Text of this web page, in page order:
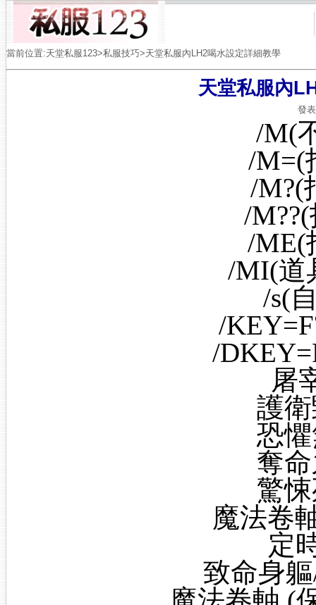
當前位置:天堂私服123>私服技巧>天堂私服內LH2喝水設定詳細教學
天堂私服內
發
/M(
/M=(
/M?(
/
/ME(
/MI(道
/s(
/
/
屠
護
恐
奪
驚
魔法卷
定
致命身